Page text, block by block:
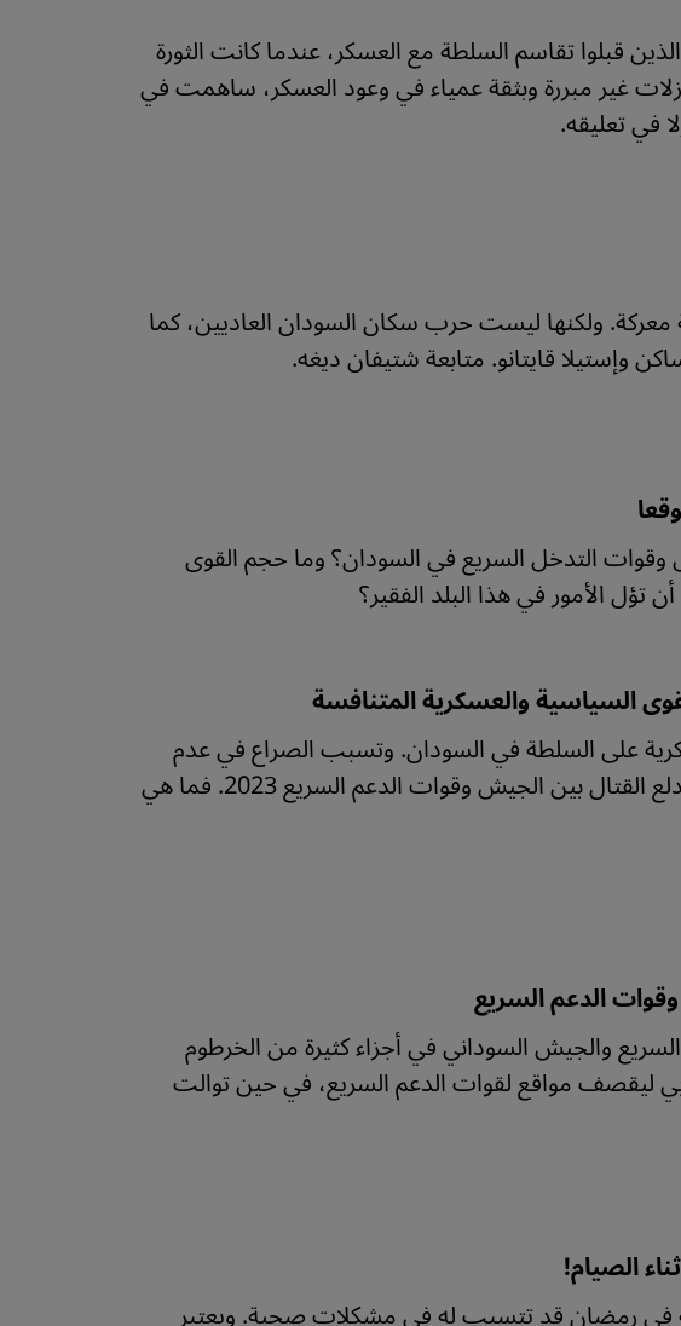
قبلوا تقاسم السلطة مع العسكر، عندما كانت الثورة
غير مبررة وبثقة عمياء في وعود العسكر، ساهمت في
في تعليقه.
ولكنها ليست حرب سكان السودان العاديين، كما
وإستيلا قايتانو. متابعة شتيفان ديغه.
التدخل السريع في السودان؟ وما حجم القوى
الأمور في هذا البلد الفقير؟
السياسية والعسكرية المتنافسة
على السلطة في السودان. وتسبب الصراع في عدم
استقرار الأحوال بالبلاد على مدى سنوات، إلى أن اندلع القتال بين الجيش وقوات الدعم السريع 2023. فما هي
الدعم السريع
والجيش السوداني في أجزاء كثيرة من الخرطوم
ليقصف مواقع لقوات الدعم السريع، في حين توالت
الصيام!